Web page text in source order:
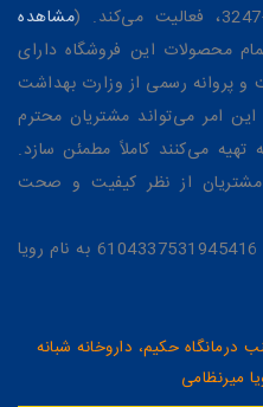
مشاهده
محصولات این فروشگاه دارای
پروانه رسمی از وزارت بهداشت
امر می‌تواند مشتریان محترم
می‌کنند کاملاً مطمئن سازد.
از نظر کیفیت و صحت
شماره کارت جهت خرید محصولات : 6104337531945416 به نام رویا
درمانگاه حکیم، داروخانه شبانه
میرنظامی